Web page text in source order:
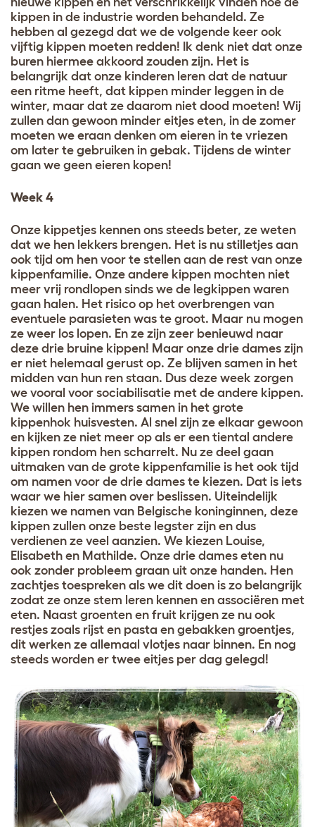
kippen in de industrie worden behandeld. Ze
hebben al gezegd dat we de volgende keer ook
vijftig kippen moeten redden! Ik denk niet dat onze
buren hiermee akkoord zouden zijn. Het is
belangrijk dat onze kinderen leren dat de natuur
een ritme heeft, dat kippen minder leggen in de
winter, maar dat ze daarom niet dood moeten! Wij
zullen dan gewoon minder eitjes eten, in de zomer
moeten we eraan denken om eieren in te vriezen
om later te gebruiken in gebak. Tijdens de winter
gaan we geen eieren kopen!
Week 4
Onze kippetjes kennen ons steeds beter, ze weten
dat we hen lekkers brengen. Het is nu stilletjes aan
ook tijd om hen voor te stellen aan de rest van onze
kippenfamilie. Onze andere kippen mochten niet
meer vrij rondlopen sinds we de legkippen waren
gaan halen. Het risico op het overbrengen van
eventuele parasieten was te groot. Maar nu mogen
ze weer los lopen. En ze zijn zeer benieuwd naar
deze drie bruine kippen! Maar onze drie dames zijn
er niet helemaal gerust op. Ze blijven samen in het
midden van hun ren staan. Dus deze week zorgen
we vooral voor sociabilisatie met de andere kippen.
We willen hen immers samen in het grote
kippenhok huisvesten. Al snel zijn ze elkaar gewoon
en kijken ze niet meer op als er een tiental andere
kippen rondom hen scharrelt. Nu ze deel gaan
uitmaken van de grote kippenfamilie is het ook tijd
om namen voor de drie dames te kiezen. Dat is iets
waar we hier samen over beslissen. Uiteindelijk
kiezen we namen van Belgische koninginnen, deze
kippen zullen onze beste legster zijn en dus
verdienen ze veel aanzien. We kiezen Louise,
Elisabeth en Mathilde. Onze drie dames eten nu
ook zonder probleem graan uit onze handen. Hen
zachtjes toespreken als we dit doen is zo belangrijk
zodat ze onze stem leren kennen en associëren met
eten. Naast groenten en fruit krijgen ze nu ook
restjes zoals rijst en pasta en gebakken groentjes,
dit werken ze allemaal vlotjes naar binnen. En nog
steeds worden er twee eitjes per dag gelegd!